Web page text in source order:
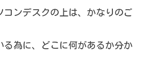
コンデスクの上は、かなりのご
る為に、どこに何があるか分か